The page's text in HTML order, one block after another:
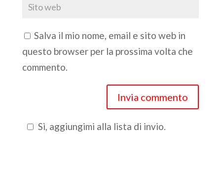
Salva il mio nome, email e sito web in
questo browser per la prossima volta che
commento.
Sì, aggiungimi alla lista di invio.